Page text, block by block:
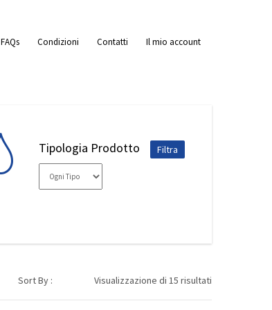
FAQs Condizioni Contatti Il mio account
Tipologia Prodotto
Visualizzazione di 15 risultati
Sort By :